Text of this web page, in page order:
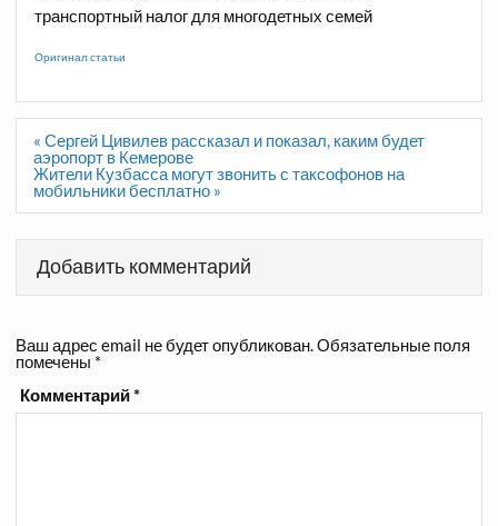
транспортный налог для многодетных семей
Оригинал статьи
Навигация
по
записям
« Сергей Цивилев рассказал и показал, каким будет
аэропорт в Кемерове
Жители Кузбасса могут звонить с таксофонов на
мобильники бесплатно »
Добавить комментарий
Ваш адрес email не будет опубликован.Обязательные поля
помечены *
Комментарий*